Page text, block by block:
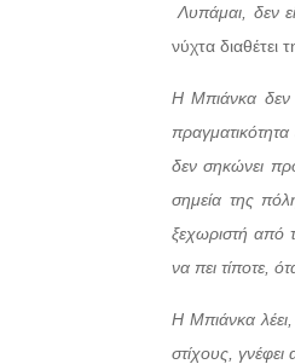
Λυπάμαι, δεν
νύχτα διαθέτει
Η Μπιάνκα δεν
δεν σηκώνει
σημεία της
ξεχωριστή από
να πει τίποτε,
Η Μπιάνκα
στίχους, γνέφει